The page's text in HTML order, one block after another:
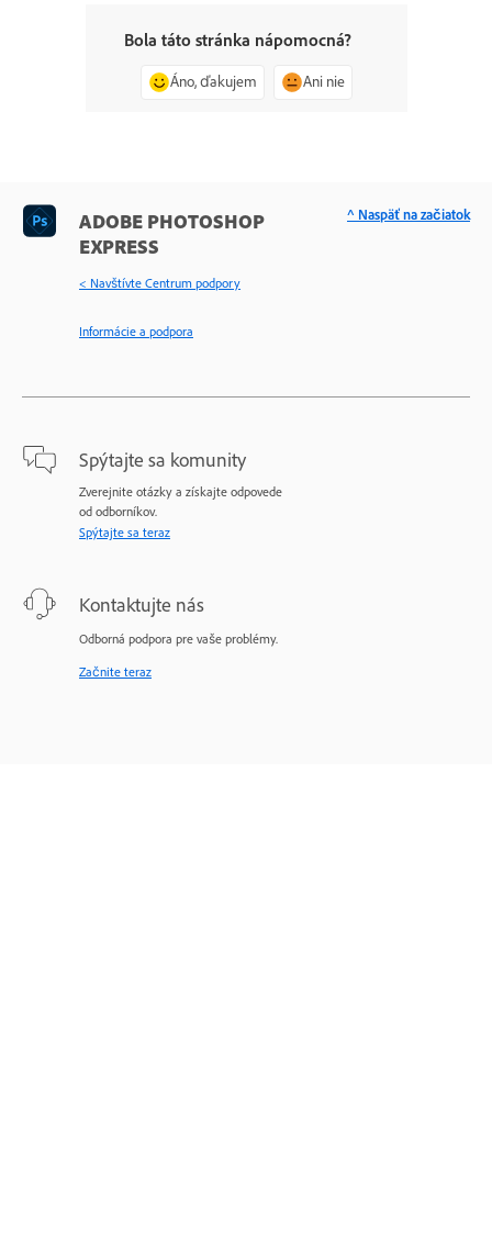
Bola táto stránka nápomocná?
Áno, ďakujem Ani nie
ADOBE PHOTOSHOP
EXPRESS
< Navštívte Centrum podpory
Informácie a podpora
Spýtajte sa komunity
Zverejnite otázky a získajte odpovede
od odborníkov.
Spýtajte sa teraz
Kontaktujte nás
Odborná podpora pre vaše problémy.
Začnite teraz
^ Naspäť na začiatok